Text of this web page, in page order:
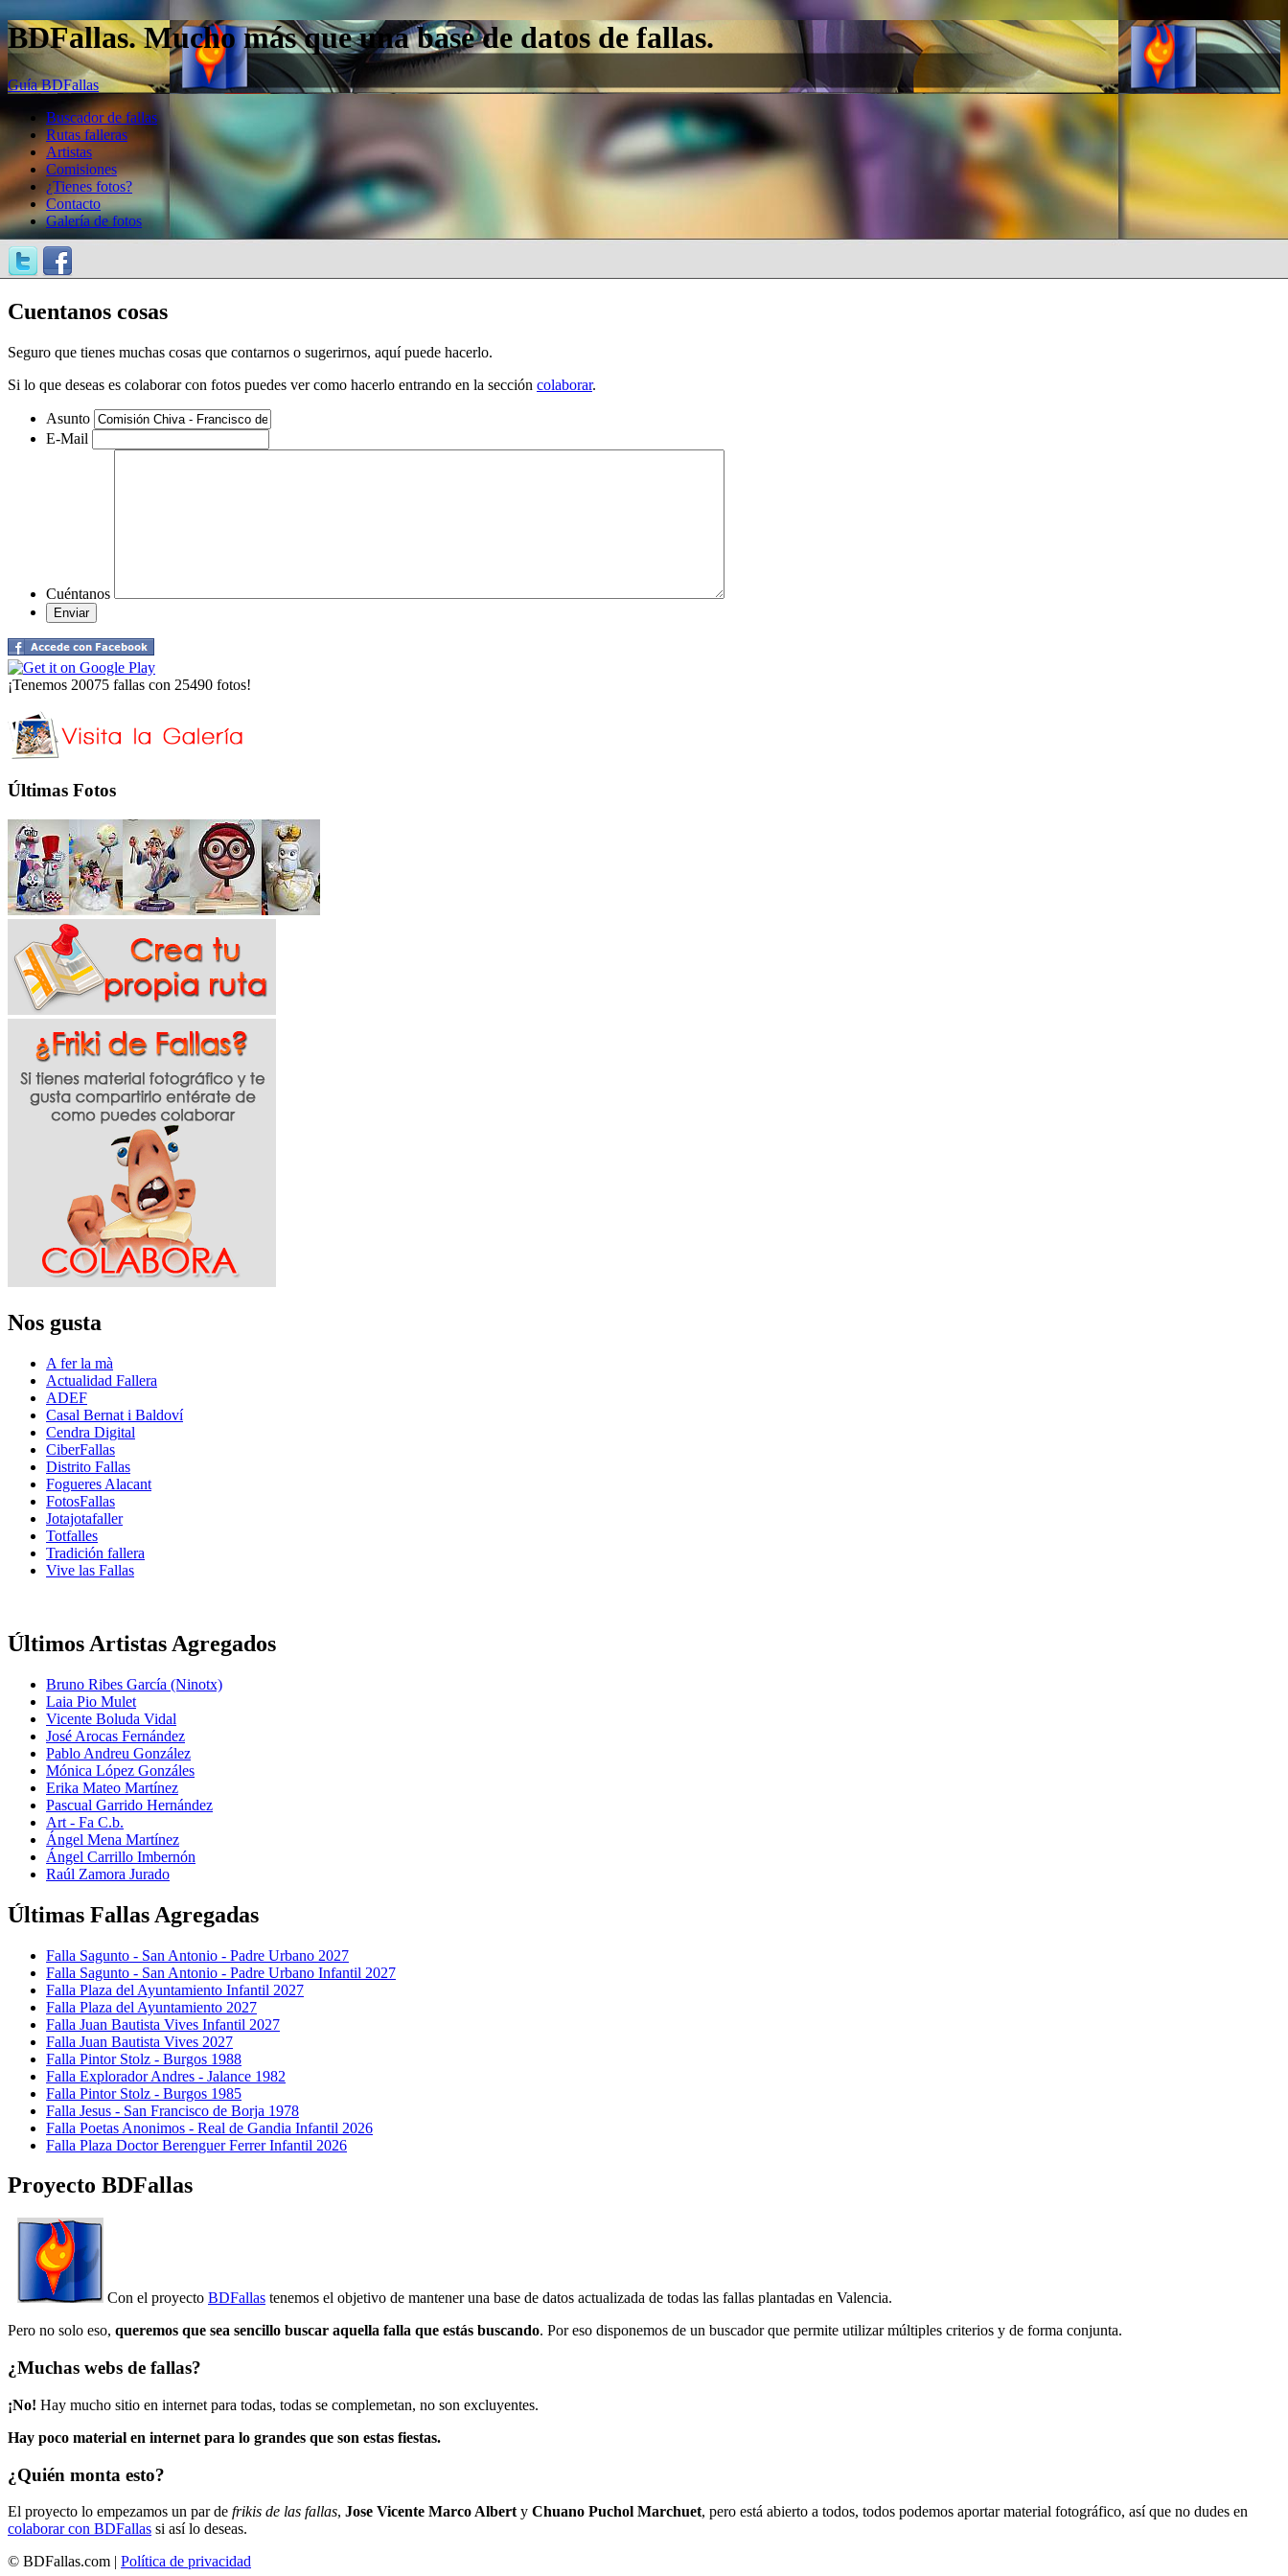
BDFallas. Mucho más que una base de datos de fallas.
Guía BDFallas
Buscador de fallas
Rutas falleras
Artistas
Comisiones
¿Tienes fotos?
Contacto
Galería de fotos
Cuentanos cosas
Seguro que tienes muchas cosas que contarnos o sugerirnos, aquí puede hacerlo.
Si lo que deseas es colaborar con fotos puedes ver como hacerlo entrando en la sección colaborar.
Asunto
E-Mail
Cuéntanos
¡Tenemos 20075 fallas con 25490 fotos!
Últimas Fotos
Nos gusta
A fer la mà
Actualidad Fallera
ADEF
Casal Bernat i Baldoví
Cendra Digital
CiberFallas
Distrito Fallas
Fogueres Alacant
FotosFallas
Jotajotafaller
Totfalles
Tradición fallera
Vive las Fallas
Últimos Artistas Agregados
Bruno Ribes García (Ninotx)
Laia Pio Mulet
Vicente Boluda Vidal
José Arocas Fernández
Pablo Andreu González
Mónica López Gonzáles
Erika Mateo Martínez
Pascual Garrido Hernández
Art - Fa C.b.
Ángel Mena Martínez
Ángel Carrillo Imbernón
Raúl Zamora Jurado
Últimas Fallas Agregadas
Falla Sagunto - San Antonio - Padre Urbano 2027
Falla Sagunto - San Antonio - Padre Urbano Infantil 2027
Falla Plaza del Ayuntamiento Infantil 2027
Falla Plaza del Ayuntamiento 2027
Falla Juan Bautista Vives Infantil 2027
Falla Juan Bautista Vives 2027
Falla Pintor Stolz - Burgos 1988
Falla Explorador Andres - Jalance 1982
Falla Pintor Stolz - Burgos 1985
Falla Jesus - San Francisco de Borja 1978
Falla Poetas Anonimos - Real de Gandia Infantil 2026
Falla Plaza Doctor Berenguer Ferrer Infantil 2026
Proyecto BDFallas
Con el proyecto BDFallas tenemos el objetivo de mantener una base de datos actualizada de todas las fallas plantadas en Valencia.
Pero no solo eso, queremos que sea sencillo buscar aquella falla que estás buscando. Por eso disponemos de un buscador que permite utilizar múltiples criterios y de forma conjunta.
¿Muchas webs de fallas?
¡No! Hay mucho sitio en internet para todas, todas se complemetan, no son excluyentes.
Hay poco material en internet para lo grandes que son estas fiestas.
¿Quién monta esto?
El proyecto lo empezamos un par de frikis de las fallas, Jose Vicente Marco Albert y Chuano Puchol Marchuet, pero está abierto a todos, todos podemos aportar material fotográfico, así que no dudes en
colaborar con BDFallas si así lo deseas.
© BDFallas.com | Política de privacidad